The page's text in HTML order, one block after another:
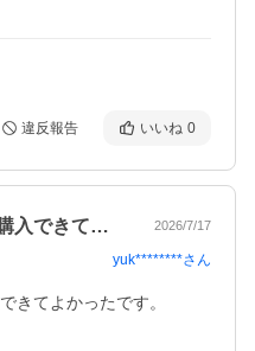
違反報告 いいね 0
我が家はずっとダヴ。安く購入できてよか… 2026/7/17
yuk********さん
きてよかったです。